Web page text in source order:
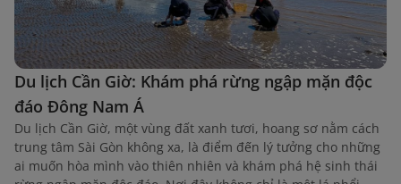
Du lịch Cần Giờ: Khám phá rừng ngập mặn độc
đáo Đông Nam Á
Du lịch Cần Giờ, một vùng đất xanh tươi, hoang sơ nằm cách
trung tâm Sài Gòn không xa, là điểm đến lý tưởng cho những
ai muốn hòa mình vào thiên nhiên và khám phá hệ sinh thái